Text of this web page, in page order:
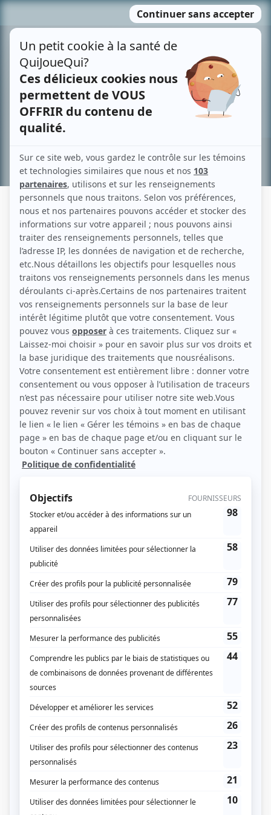
MENU
contenu
Recherche avancée »
LA VIE À DEUX: ANDRÉE ET ROBERT
Description sommaire de l'histoire
La nécessité de partager au quotidien nos sentiments et nos réactions face à
la vie.
(Source: Répertoire des séries, feuilletons et téléromans québécois, Jean-Yves
Croteau, Pierre Véronneau, Les Publications du Québec)
Liens
Fiche de La vie à deux: Andrée et Robert sur Showbizz.net
Genre
Réalisation
Hélène Gedalof
Textes
Raymond Plante
Gilles Schetagne
Compagnie de production
Radio-Québec
Diffuseur(s)
Dates de diffusion
Le 7 mars 1978
Durée et heure de diffusion
Distribution